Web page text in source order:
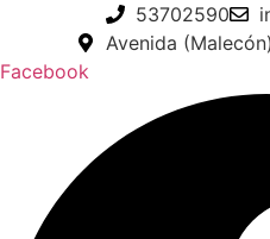
contenido
53702590
Avenida
Facebook